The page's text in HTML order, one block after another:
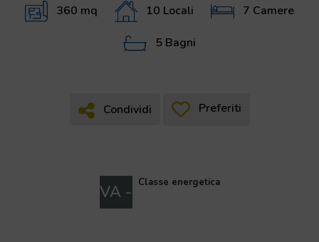
360 mq 10 Locali 7 Camere
5 Bagni
Condividi
Condividi Preferiti
VA -
Classe energetica